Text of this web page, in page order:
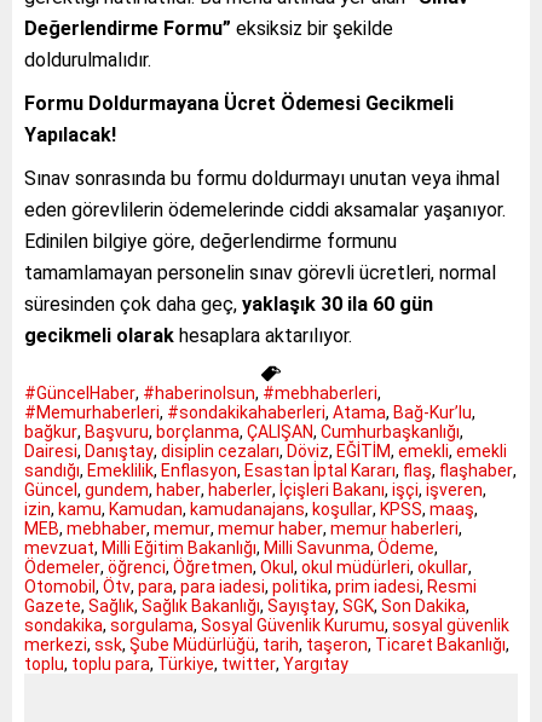
Değerlendirme Formu” eksiksiz bir şekilde
doldurulmalıdır.
Formu Doldurmayana Ücret Ödemesi Gecikmeli
Yapılacak!
Sınav sonrasında bu formu doldurmayı unutan veya ihmal
eden görevlilerin ödemelerinde ciddi aksamalar yaşanıyor.
Edinilen bilgiye göre, değerlendirme formunu
tamamlamayan personelin sınav görevli ücretleri, normal
süresinden çok daha geç, yaklaşık 30 ila 60 gün
gecikmeli olarak hesaplara aktarılıyor.
#GüncelHaber, #haberinolsun, #mebhaberleri,
#Memurhaberleri, #sondakikahaberleri, Atama, Bağ-Kur’lu,
bağkur, Başvuru, borçlanma, ÇALIŞAN, Cumhurbaşkanlığı,
Dairesi, Danıştay, disiplin cezaları, Döviz, EĞİTİM, emekli, emekli
sandığı, Emeklilik, Enflasyon, Esastan İptal Kararı, flaş, flaşhaber,
Güncel, gundem, haber, haberler, İçişleri Bakanı, işçi, işveren,
izin, kamu, Kamudan, kamudanajans, koşullar, KPSS, maaş,
MEB, mebhaber, memur, memur haber, memur haberleri,
mevzuat, Milli Eğitim Bakanlığı, Milli Savunma, Ödeme,
Ödemeler, öğrenci, Öğretmen, Okul, okul müdürleri, okullar,
Otomobil, Ötv, para, para iadesi, politika, prim iadesi, Resmi
Gazete, Sağlık, Sağlık Bakanlığı, Sayıştay, SGK, Son Dakika,
sondakika, sorgulama, Sosyal Güvenlik Kurumu, sosyal güvenlik
merkezi, ssk, Şube Müdürlüğü, tarih, taşeron, Ticaret Bakanlığı,
toplu, toplu para, Türkiye, twitter, Yargıtay